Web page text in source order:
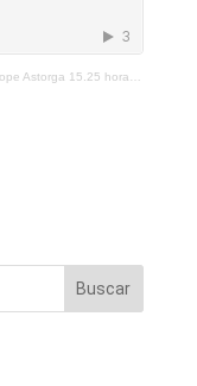
horas 15 de enero de 2021